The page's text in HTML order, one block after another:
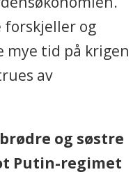
og
mye tid på krigen
av
og søstre
Putin-regimet